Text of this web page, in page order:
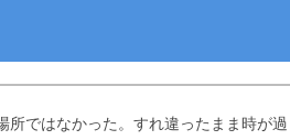
所ではなかった。すれ違ったまま時が過